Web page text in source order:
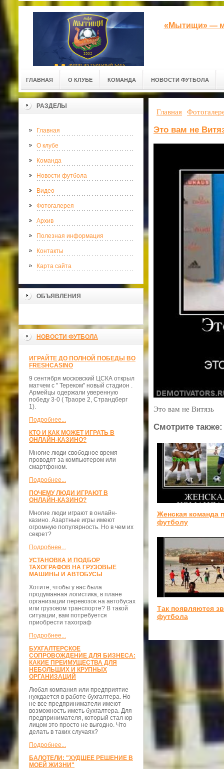
«Мытищи» —
ГЛАВНАЯ О КЛУБЕ КОМАНДА НОВОСТИ ФУТБОЛА
РАЗДЕЛЫ
Главная
О клубе
Команда
Новости футбола
Видео
Фотогалерея
Архив
Полезная информация
Контакты
Карта сайта
ОБЪЯВЛЕНИЯ
НОВОСТИ ФУТБОЛА
ИГРАЙТЕ ДО ПОЛНОЙ ПОБЕДЫ ВО
FRESHCASINO
9 сентября московский ЦСКА открыл
матчем с " Тереком" новый стадион .
Армейцы одержали уверенную
победу 3-0 ( Траоре 2, Страндберг
1).
Подробнее...
КТО И КАК МОЖЕТ ИГРАТЬ В
ОНЛАЙН-КАЗИНО?
Многие люди свободное время
проводят за компьютером или
смартфоном.
Подробнее...
ПОЧЕМУ ЛЮДИ ИГРАЮТ В
ОНЛАЙН-КАЗИНО?
Многие люди играют в онлайн-
казино. Азартные игры имеют
огромную популярность. Но в чем их
секрет?
Подробнее...
УСТАНОВКА И ПОДБОР
ТАХОГРАФОВ НА ГРУЗОВЫЕ
МАШИНЫ И АВТОБУСЫ
Хотите, чтобы у вас была
продуманная логистика, в плане
организации перевозок на автобусах
или грузовом транспорте? В такой
ситуации, вам потребуется
приобрести тахограф
Подробнее...
БУХГАЛТЕРСКОЕ
СОПРОВОЖДЕНИЕ ДЛЯ БИЗНЕСА:
КАКИЕ ПРЕИМУЩЕСТВА ДЛЯ
НЕБОЛЬШИХ И КРУПНЫХ
ОРГАНИЗАЦИЙ
Любая компания или предприятие
нуждается в работе бухгалтера. Но
не все предприниматели имеют
возможность иметь бухгалтера. Для
предпринимателя, который стал юр
лицом это просто не выгодно. Что
делать в таких случаях?
Подробнее...
БАЛОТЕЛИ: "ХУДШЕЕ РЕШЕНИЕ В
МОЕЙ ЖИЗНИ"
Главная
Это вам не
Это вам не Витязь
Смотрите также:
Женская команда
футболу
Так появляются
футбола